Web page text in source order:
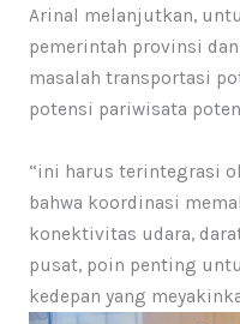
Arinal melanjutkan,
pemerintah provinsi
masalah transportasi
potensi pariwisata
“ini harus terintegrasi
bahwa koordinasi
konektivitas udara,
pusat, poin penting
kedepan yang